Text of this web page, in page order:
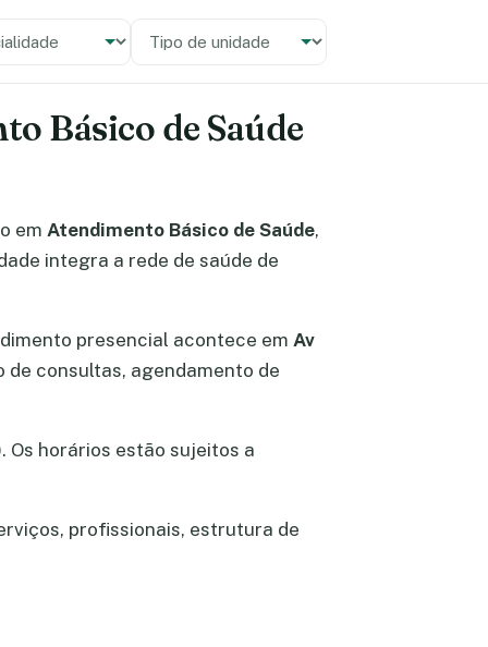
Básico de Saúde
em Atendimento Básico de Saúde,
integra a rede de saúde de
presencial acontece em Av
consultas, agendamento de
Os horários estão sujeitos a
profissionais, estrutura de